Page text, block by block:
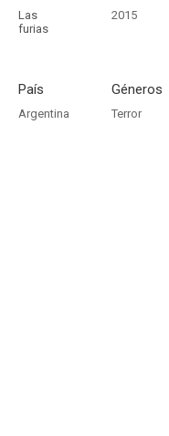
Las
furias
2015
País
Argentina
Géneros
Terror